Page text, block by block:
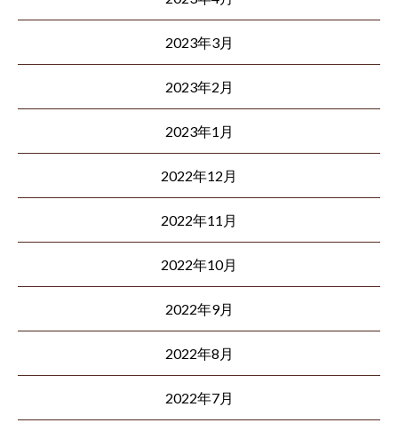
2023年3月
2023年2月
2023年1月
2022年12月
2022年11月
2022年10月
2022年9月
2022年8月
2022年7月